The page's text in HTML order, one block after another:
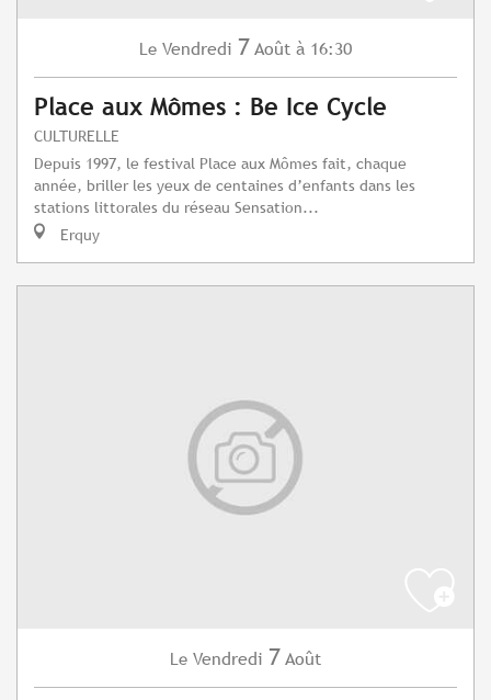
Le Vendredi 7 Août à 16:30
Place aux Mômes : Be Ice Cycle
CULTURELLE
Depuis 1997, le festival Place aux Mômes fait, chaque
année, briller les yeux de centaines d’enfants dans les
stations littorales du réseau Sensation...
Erquy
Le Vendredi 7 Août